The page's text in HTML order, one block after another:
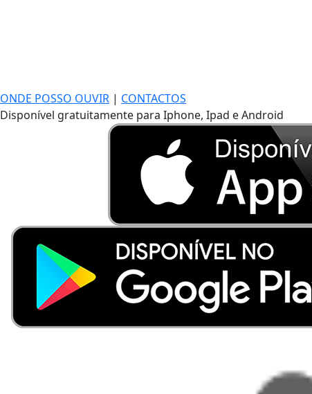
ONDE POSSO OUVIR | CONTACTOS
Disponível gratuitamente para Iphone, Ipad e Android